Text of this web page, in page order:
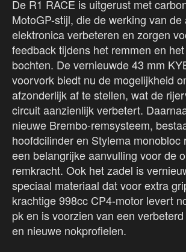
De R1 RACE is uitgerust met
MotoGP-stijl, die de werking van de
elektronica verbeteren en zorgen
feedback tijdens het remmen en
bochten. De vernieuwde 43 mm
voorvork biedt nu de mogelijkheid
afzonderlijk af te stellen, wat de
circuit aanzienlijk verbetert.
nieuwe Brembo-remsysteem,
hoofdcilinder en Stylema monobloc
een belangrijke aanvulling voor de
remkracht. Ook het zadel is
speciaal materiaal dat voor extra
krachtige 998cc CP4-motor levert
pk en is voorzien van een
en nieuwe nokprofielen.